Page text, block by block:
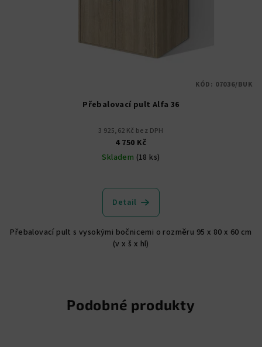
Přebalovací pult Alfa 36
3 925,62 Kč bez DPH
4 750 Kč
Skladem (18 ks)
hodnocení
produktu
z
5
Detail
Přebalovací pult s vysokými bočnicemi o rozměru 95 x 80 x 60 cm
(v x š x hl)
KÓD: 07036/BUK
Podobné produkty